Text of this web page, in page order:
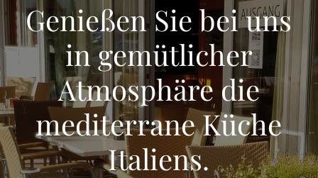
Genießen Sie bei uns
in gemütlicher
Atmosphäre die
mediterrane Küche
Italiens.